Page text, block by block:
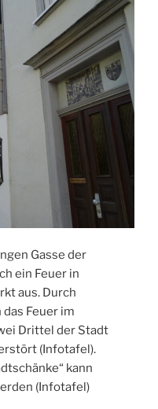
Gasse der
ein Feuer in
aus. Durch
Feuer im
Drittel der Stadt
(Infotafel).
kann
(Infotafel)